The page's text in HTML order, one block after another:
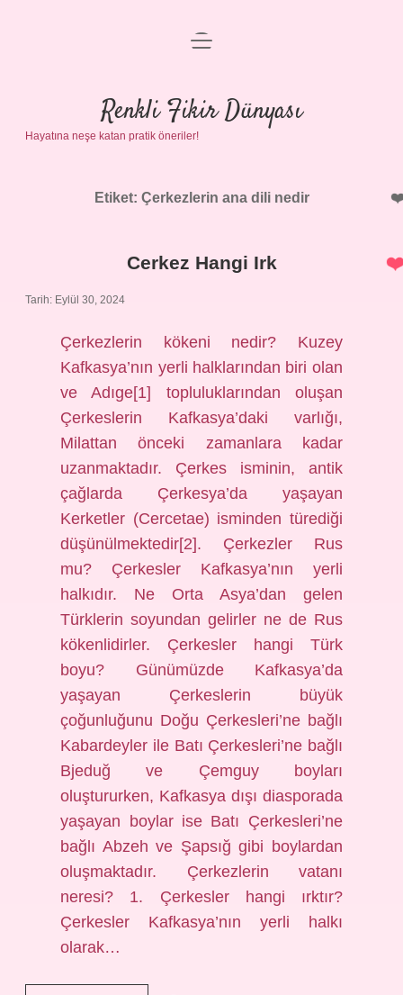
Anasayfa
Gizlilik Politikası
Yasal Uyarı
menüyü
Renkli Fikir Dünyası
Hayatına neşe katan pratik öneriler!
Etiket: Çerkezlerin ana dili nedir
Cerkez Hangi Irk
Tarih: Eylül 30, 2024
Çerkezlerin kökeni nedir? Kuzey
Kafkasya’nın yerli halklarından biri olan
ve Adıge[1] topluluklarından oluşan
Çerkeslerin Kafkasya’daki varlığı,
Milattan önceki zamanlara kadar
uzanmaktadır. Çerkes isminin, antik
çağlarda Çerkesya’da yaşayan
Kerketler (Cercetae) isminden türediği
düşünülmektedir[2]. Çerkezler Rus
mu? Çerkesler Kafkasya’nın yerli
halkıdır. Ne Orta Asya’dan gelen
Türklerin soyundan gelirler ne de Rus
kökenlidirler. Çerkesler hangi Türk
boyu? Günümüzde Kafkasya’da
yaşayan Çerkeslerin büyük
çoğunluğunu Doğu Çerkesleri’ne bağlı
Kabardeyler ile Batı Çerkesleri’ne bağlı
Bjeduğ ve Çemguy boyları
oluştururken, Kafkasya dışı diasporada
yaşayan boylar ise Batı Çerkesleri’ne
bağlı Abzeh ve Şapsığ gibi boylardan
oluşmaktadır. Çerkezlerin vatanı
neresi? 1. Çerkesler hangi ırktır?
Çerkesler Kafkasya’nın yerli halkı
olarak…